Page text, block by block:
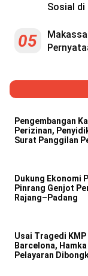
Sosial di
05
Pengembangan
Perizinan,
Surat Panggilan
Dukung Ekonomi
Pinrang Genjot
Rajang–Padang
Usai Tragedi KMP
Barcelona,
Pelayaran